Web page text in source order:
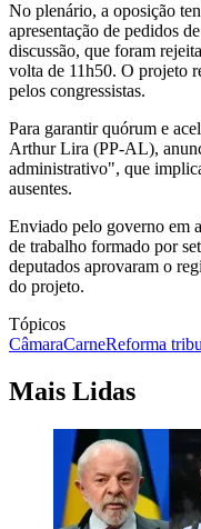
No plenário, a oposição
apresentação de pedidos
discussão, que foram
volta de 11h50. O projeto
pelos congressistas.
Para garantir quórum e
Arthur Lira (PP-AL),
administrativo", que
ausentes.
Enviado pelo governo em
de trabalho formado por
deputados aprovaram o
do projeto.
Tópicos
CâmaraCarneReforma
Mais Lidas